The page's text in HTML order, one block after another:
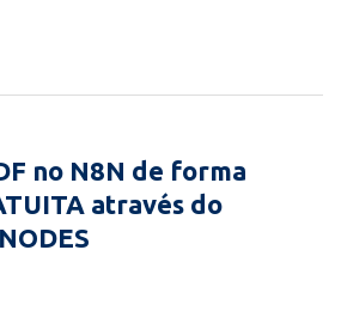
no N8N de forma
através do